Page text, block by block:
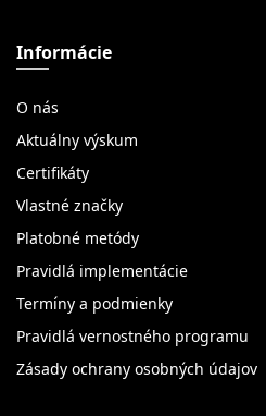
Informácie
O nás
Aktuálny výskum
Certifikáty
Vlastné značky
Platobné metódy
Pravidlá implementácie
Termíny a podmienky
Pravidlá vernostného programu
Zásady ochrany osobných údajov